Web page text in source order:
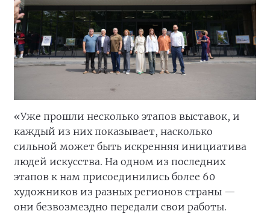
«Уже прошли несколько этапов выставок, и
каждый из них показывает, насколько
сильной может быть искренняя инициатива
людей искусства. На одном из последних
этапов к нам присоединились более 60
художников из разных регионов страны —
они безвозмездно передали свои работы.